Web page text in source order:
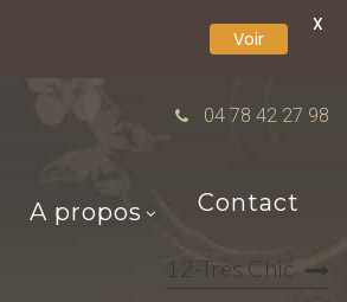
04 78 42 27 98
A propos Contact
12-Très Chic
Voir
X